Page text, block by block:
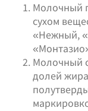
Молочный
сухом
«Нежный,
Молочный
долей